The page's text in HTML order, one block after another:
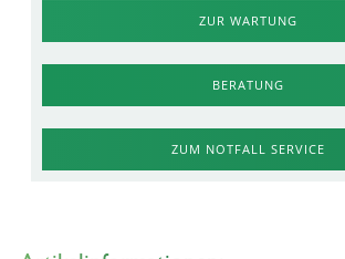
ZUR WARTUNG
BERATUNG
ZUM NOTFALL SERVICE